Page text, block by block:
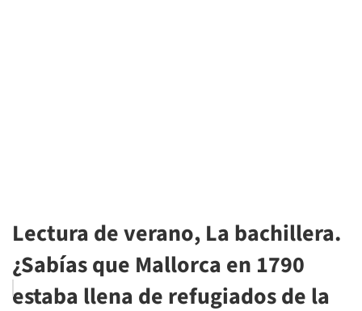
Lectura de verano, La bachillera.
¿Sabías que Mallorca en 1790
estaba llena de refugiados de la